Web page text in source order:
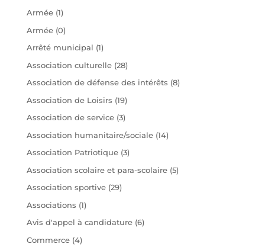
Armée(1)
Armée(0)
Arrêté municipal (1)
Association culturelle(28)
Association de défense des intérêts (8)
Association de Loisirs (19)
Association de service(3)
Association humanitaire/sociale(14)
Association Patriotique(3)
Association scolaire et para-scolaire(5)
Association sportive(29)
Associations (1)
Avis d'appel à candidature(6)
Commerce(4)